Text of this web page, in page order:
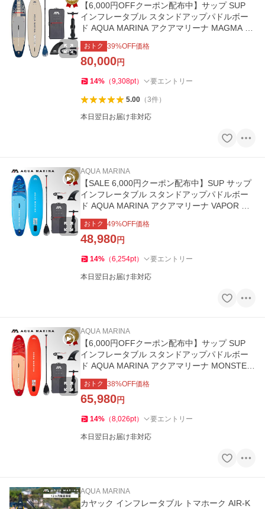
【6,000円OFFクーポン配布中】サップ SUP
インフレータブル スタンドアップパドルボー
ド AQUA MARINA アクアマリーナ MAGMA マ
グマ BT-23MAP
おトク 39%OFF価格
80,000円
14% （9,308pt） 要エントリー
5.00（3件）
本日翌日お届け非対応
AQUA MARINA
【SALE 6,000円クーポン配布中】SUP サップ
インフレータブル スタンドアップパドルボー
ド AQUA MARINA アクアマリーナ VAPOR ヴ
ェイパー
おトク 49%OFF価格
48,980円
14% （6,254pt） 要エントリー
本日翌日お届け非対応
AQUA MARINA
【6,000円OFFクーポン配布中】サップ SUP
インフレータブル スタンドアップパドルボー
ド AQUA MARINA アクアマリーナ MONSTER
モンスター BT-26MOP サップボード
おトク 38%OFF価格
65,980円
14% （8,026pt） 要エントリー
本日翌日お届け非対応
AQUA MARINA
カヤック インフレータブル トマホーク AIR-K